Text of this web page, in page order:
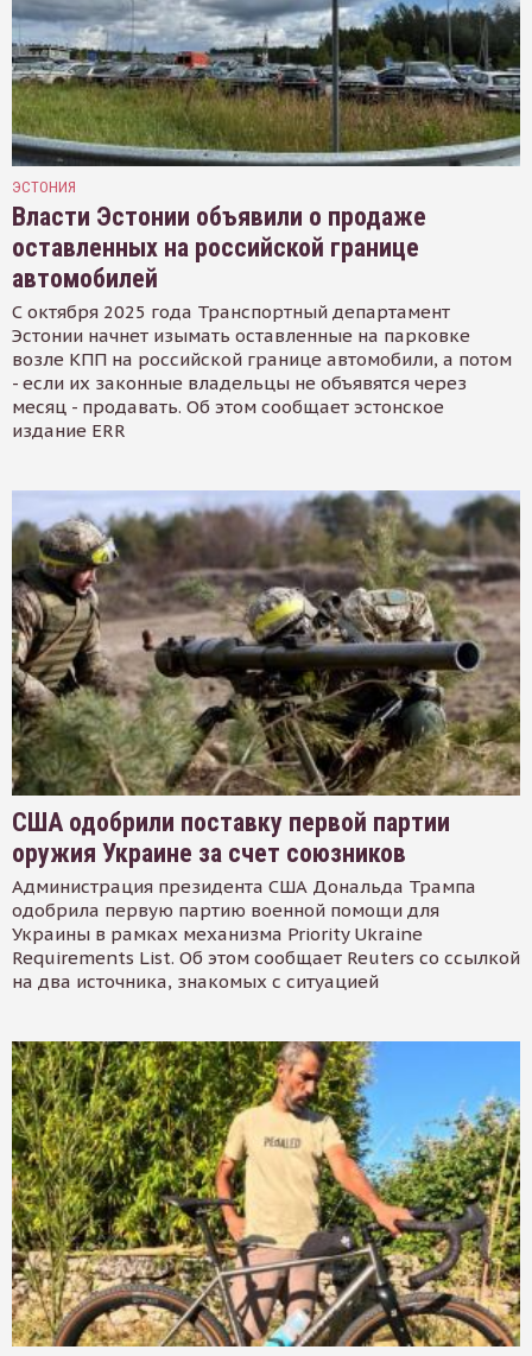
ЭСТОНИЯ
Власти Эстонии объявили о продаже
оставленных на российской границе
автомобилей
С октября 2025 года Транспортный департамент
Эстонии начнет изымать оставленные на парковке
возле КПП на российской границе автомобили, а потом
- если их законные владельцы не объявятся через
месяц - продавать. Об этом сообщает эстонское
издание ERR
США одобрили поставку первой партии
оружия Украине за счет союзников
Администрация президента США Дональда Трампа
одобрила первую партию военной помощи для
Украины в рамках механизма Priority Ukraine
Requirements List. Об этом сообщает Reuters со ссылкой
на два источника, знакомых с ситуацией